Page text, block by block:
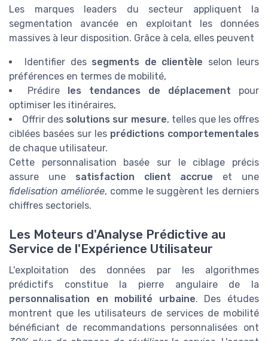
Les marques leaders du secteur appliquent la
segmentation avancée en exploitant les données
massives à leur disposition. Grâce à cela, elles peuvent
Identifier des segments de clientèle selon leurs
préférences en termes de mobilité,
Prédire les tendances de déplacement pour
optimiser les itinéraires,
Offrir des solutions sur mesure, telles que les offres
ciblées basées sur les prédictions comportementales
de chaque utilisateur.
Cette personnalisation basée sur le ciblage précis
assure une satisfaction client accrue et une
fidelisation améliorée, comme le suggèrent les derniers
chiffres sectoriels.
Les Moteurs d'Analyse Prédictive au
Service de l'Expérience Utilisateur
L'exploitation des données par les algorithmes
prédictifs constitue la pierre angulaire de la
personnalisation en mobilité urbaine. Des études
montrent que les utilisateurs de services de mobilité
bénéficiant de recommandations personnalisées ont